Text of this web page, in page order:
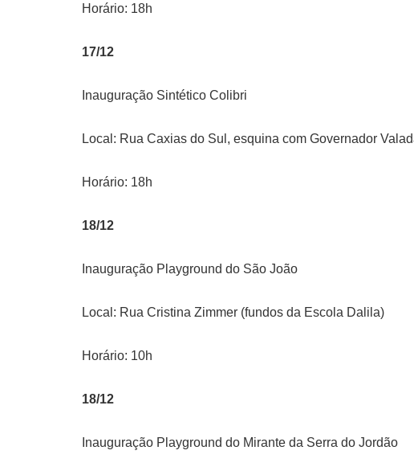
Horário: 18h
17/12
Inauguração Sintético Colibri
Local: Rua Caxias do Sul, esquina com Governador
Horário: 18h
18/12
Inauguração Playground do São João
Local: Rua Cristina Zimmer (fundos da Escola Dalila)
Horário: 10h
18/12
Inauguração Playground do Mirante da Serra do Jordão